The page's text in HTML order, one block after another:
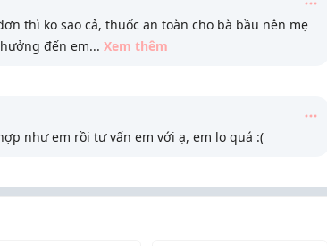
thì ko sao cả, thuốc an toàn cho bà bầu nên mẹ
đến em... Xem thêm
như em rồi tư vấn em với ạ, em lo quá :(